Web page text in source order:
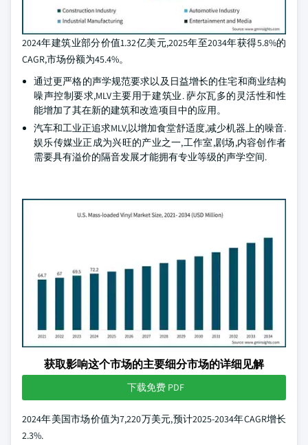
2024年建筑业部分价值1.32亿美元,2025年至2034年获得5.8%的
CAGR,市场份额为45.4%。
通过更严格的声学规范要求以及日益增长的住宅和商业结构
噪声控制要求,MLV主要用于建筑业. 萨尔瓦多的灵活性和性
能增加了其在新的建筑和改造项目中的应用。
汽车和工业正追求MLV,以增加食堂舒适度,减少机器上的噪音.
娱乐传媒业正成为兴旺的产业之一,工作室,剧场,内容创作者
需要具有溢价的隔音发展才能拥有专业等级的声学空间.
获取影响这个市场的主要细分市场的详细见解
下载免费 PDF
2024年美国市场价值为7,220万美元,预计2025-2034年CAGR增长
2.3%.